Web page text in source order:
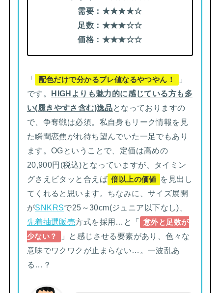
需要： ★★★★☆
足数： ★★★☆☆
価格： ★★★☆☆
「 配色だけで分かるプレ値なるやつやん！
」
です。 HIGHよりも魅力的に感じている方も多
い(履きやすさ含む)逸品となっておりますの
で、争奪戦は必須。私自身もリーク情報を見
た瞬間恋焦がれ待ち望んでいた一足でもあり
ます。OGということで、定価は高めの
20,900円(税込)となっていますが、タイミン
グさえビタッと合えば 倍以上の価値
を見出し
てくれると思います。ちなみに、サイズ展開
がSNKRSで25～30cm(ジュニア以下なし)、
先着抽選販売方式を採用…と「 意外と足数が
少ない？
」と感じさせる要素があり、色々な
意味でワクワクが止まらない…。一波乱あ
る…？